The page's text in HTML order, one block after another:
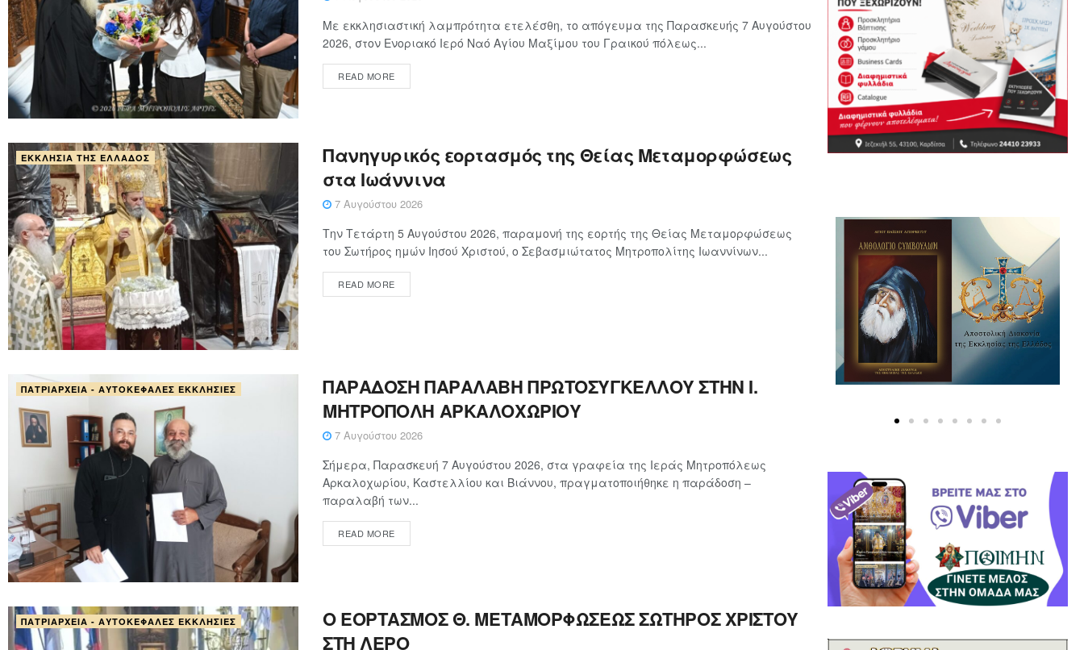
Με εκκλησιαστική λαμπρότητα ετελέσθη, το απόγευμα της Παρασκευής 7 Αυγούστου
2026, στον Ενοριακό Ιερό Ναό Αγίου Μαξίμου του Γραικού πόλεως...
READ MORE
ΕΚΚΛΗΣΊΑ ΤΗΣ ΕΛΛΆΔΟΣ
Πανηγυρικός εορτασμός της Θείας Μεταμορφώσεως
στα Ιωάννινα
7 Αυγούστου 2026
Την Τετάρτη 5 Αυγούστου 2026, παραμονή της εορτής της Θείας Μεταμορφώσεως
του Σωτήρος ημών Ιησού Χριστού, ο Σεβασμιώτατος Μητροπολίτης Ιωαννίνων...
READ MORE
ΠΑΤΡΙΑΡΧΕΊΑ - ΑΥΤΟΚΈΦΑΛΕΣ ΕΚΚΛΗΣΊΕΣ
ΠΑΡΑΔΟΣΗ ΠΑΡΑΛΑΒΗ ΠΡΩΤΟΣΥΓΚΕΛΛΟΥ ΣΤΗΝ Ι.
ΜΗΤΡΟΠΟΛΗ ΑΡΚΑΛΟΧΩΡΙΟΥ
7 Αυγούστου 2026
Σήμερα, Παρασκευή 7 Αυγούστου 2026, στα γραφεία της Ιεράς Μητροπόλεως
Αρκαλοχωρίου, Καστελλίου και Βιάννου, πραγματοποιήθηκε η παράδοση –
παραλαβή των...
READ MORE
ΠΑΤΡΙΑΡΧΕΊΑ - ΑΥΤΟΚΈΦΑΛΕΣ ΕΚΚΛΗΣΊΕΣ
Ο ΕΟΡΤΑΣΜΟΣ Θ. ΜΕΤΑΜΟΡΦΩΣΕΩΣ ΣΩΤΗΡΟΣ ΧΡΙΣΤΟΥ
ΣΤΗ ΛΕΡΟ